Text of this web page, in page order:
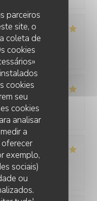
parceiros
site, o
coleta de
cookies
cookies
seu
cookies
analisar
a
exemplo,
sociais)
ou
/5 quality_price
/5 quality_price
/5 quality_price